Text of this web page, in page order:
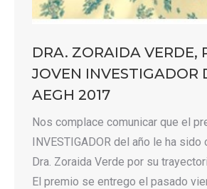
DRA. ZORAIDA VERDE,
JOVEN INVESTIGADOR
AEGH 2017
Nos complace comunicar que el
INVESTIGADOR del año le ha sido
Dra. Zoraida Verde por su
El premio se entrego el pasado